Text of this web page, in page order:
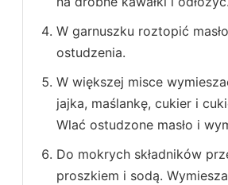
W garnuszku roztopić
ostudzenia.
W większej misce
jajka, maślankę, cukier i
Wlać ostudzone masło i
Do mokrych składników
proszkiem i sodą.